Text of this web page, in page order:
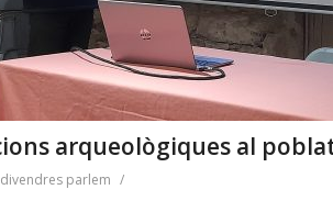
arqueològiques al
divendres parlem /